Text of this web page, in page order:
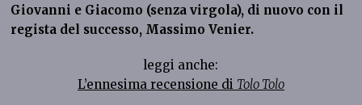
Giovanni e Giacomo (senza virgola), di nuovo con il
regista del successo, Massimo Venier.
leggi anche:
L’ennesima recensione di Tolo Tolo